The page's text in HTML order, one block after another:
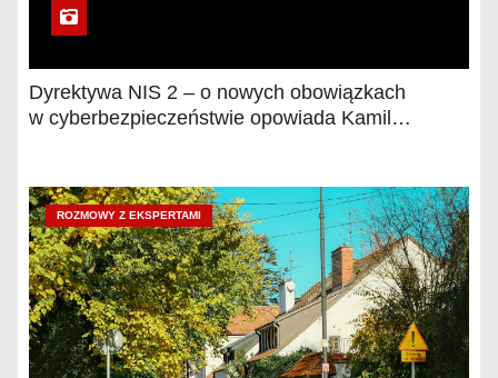
Dyrektywa NIS 2 – o nowych obowiązkach
w cyberbezpieczeństwie opowiada Kamil
ROZMOWY Z EKSPERTAMI